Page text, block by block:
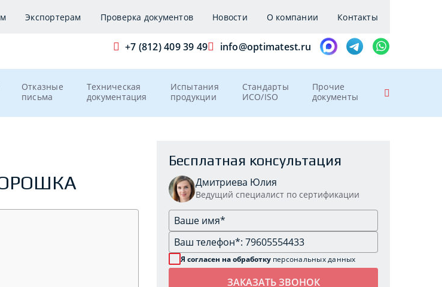
Экспортерам Проверка документов Новости О компании Контакты
+7 (812) 409 39 49 info@optimatest.ru
Отказные
письма
Техническая
документация
Испытания
продукции
Стандарты
ИСО/ISO
Прочие
документы
Бесплатная консультация
Дмитриева Юлия
Ведущий специалист по сертификации
Я согласен на обработку персональных данных